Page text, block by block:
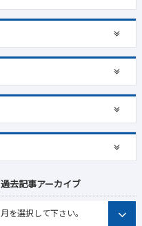
過去記事アーカイブ